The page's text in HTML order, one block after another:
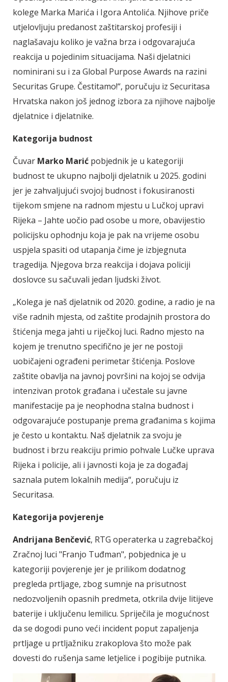
kolege Marka Marića i Igora Antolića. Njihove priče
utjelovljuju predanost zaštitarskoj profesiji i
naglašavaju koliko je važna brza i odgovarajuća
reakcija u pojedinim situacijama. Naši djelatnici
nominirani su i za Global Purpose Awards na razini
Securitas Grupe. Čestitamo!“, poručuju iz Securitasa
Hrvatska nakon još jednog izbora za njihove najbolje
djelatnice i djelatnike.
Kategorija budnost
Čuvar Marko Marić pobjednik je u kategoriji
budnost te ukupno najbolji djelatnik u 2025. godini
jer je zahvaljujući svojoj budnost i fokusiranosti
tijekom smjene na radnom mjestu u Lučkoj upravi
Rijeka – Jahte uočio pad osobe u more, obavijestio
policijsku ophodnju koja je pak na vrijeme osobu
uspjela spasiti od utapanja čime je izbjegnuta
tragedija. Njegova brza reakcija i dojava policiji
doslovce su sačuvali jedan ljudski život.
„Kolega je naš djelatnik od 2020. godine, a radio je na
više radnih mjesta, od zaštite prodajnih prostora do
štićenja mega jahti u riječkoj luci. Radno mjesto na
kojem je trenutno specifično je jer ne postoji
uobičajeni ograđeni perimetar štićenja. Poslove
zaštite obavlja na javnoj površini na kojoj se odvija
intenzivan protok građana i učestale su javne
manifestacije pa je neophodna stalna budnost i
odgovarajuće postupanje prema građanima s kojima
je često u kontaktu. Naš djelatnik za svoju je
budnost i brzu reakciju primio pohvale Lučke uprava
Rijeka i policije, ali i javnosti koja je za događaj
saznala putem lokalnih medija“, poručuju iz
Securitasa.
Kategorija povjerenje
Andrijana Benčević, RTG operaterka u zagrebačkoj
Zračnoj luci "Franjo Tuđman", pobjednica je u
kategoriji povjerenje jer je prilikom dodatnog
pregleda prtljage, zbog sumnje na prisutnost
nedozvoljenih opasnih predmeta, otkrila dvije litijeve
baterije i uključenu lemilicu. Spriječila je mogućnost
da se dogodi puno veći incident poput zapaljenja
prtljage u prtljažniku zrakoplova što može pak
dovesti do rušenja same letjelice i pogibije putnika.